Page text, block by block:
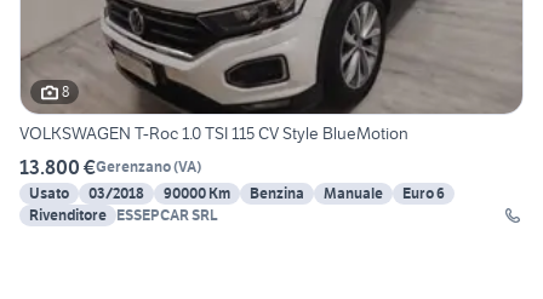
8
VOLKSWAGEN T-Roc 1.0 TSI 115 CV Style BlueMotion
13.800 €Gerenzano(VA)
Usato
03/2018 90000 Km Benzina Manuale
Euro 6
Rivenditore ESSEPCAR SRL